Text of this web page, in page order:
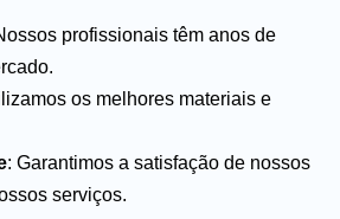
profissionais têm anos de
os melhores materiais e
: Garantimos a satisfação de nossos
serviços.